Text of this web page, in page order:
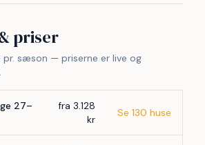
priser
pr. sæson — priserne er live og
27–
fra 3.128
kr
Se 130 huse